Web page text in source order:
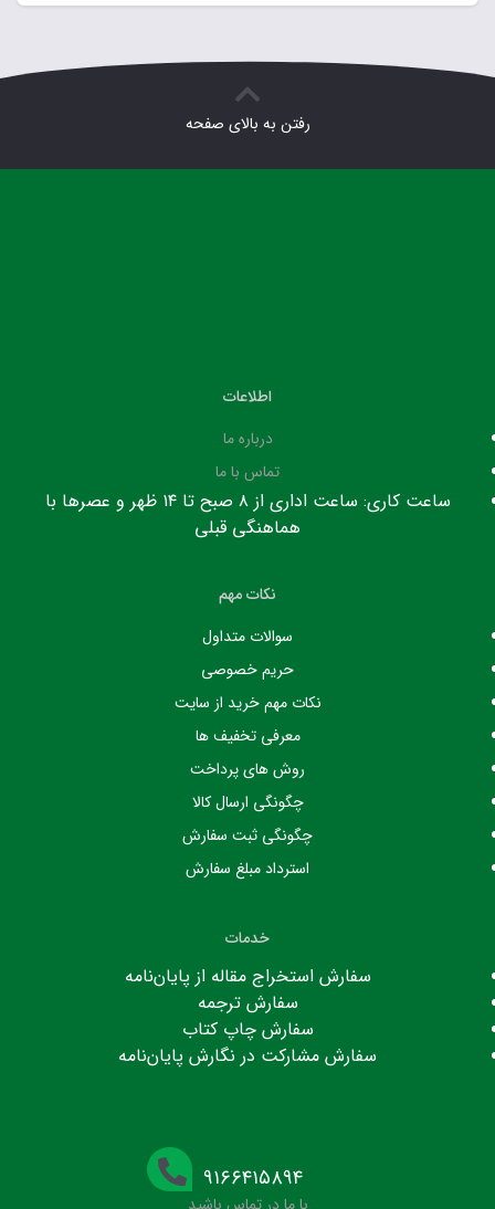
رفتن به بالای صفحه
اطلاعات
درباره ما
تماس با ما
ساعت کاری: ساعت اداری از ۸ صبح تا ۱۴ ظهر و عصرها با
هماهنگی قبلی
نکات مهم
سوالات متداول
حریم خصوصی
نکات مهم خرید از سایت
معرفی تخفیف ها
روش های پرداخت
چگونگی ارسال کالا
چگونگی ثبت سفارش
استرداد مبلغ سفارش
خدمات
سفارش استخراج مقاله از پایان‌نامه
سفارش ترجمه
سفارش چاپ کتاب
سفارش مشارکت در نگارش پایان‌نامه
۹۱۶۶۴۱۵۸۹۴